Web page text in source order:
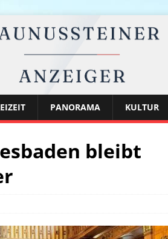
PANORAMA KULTUR
bleibt